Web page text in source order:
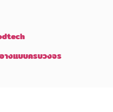
างแบบครบวงจร